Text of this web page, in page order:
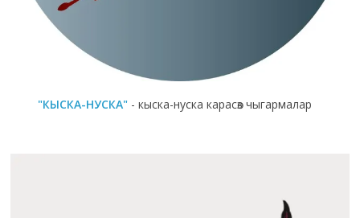
"КЫСКА-НУСКА" - кыска-нуска карасөз чыгармалар